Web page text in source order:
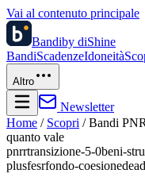
Vai al contenuto principale
Bandiby diShine
BandiScadenzeIdoneità
Altro
Newsletter
Home / Scopri / Bandi
quanto vale
pnrrtransizione-5-0beni-
plusfesrfondo-coesione